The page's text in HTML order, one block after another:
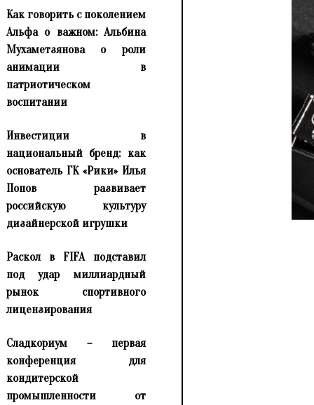
Как говорить с поколением
Альфа о важном: Альбина
Мухаметзянова о роли
анимации в
патриотическом
воспитании
Инвестиции в
национальный бренд: как
основатель ГК «Рики» Илья
Попов развивает
российскую культуру
дизайнерской игрушки
Раскол в FIFA подставил
под удар миллиардный
рынок спортивного
лицензирования
Сладкориум – первая
конференция для
кондитерской
промышленности от